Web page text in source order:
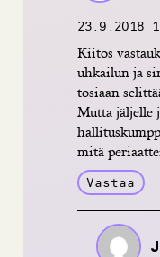
23.9.2018
Kiitos
uhkailun ja
tosiaan
Mutta jäljelle
mitä
Vastaa